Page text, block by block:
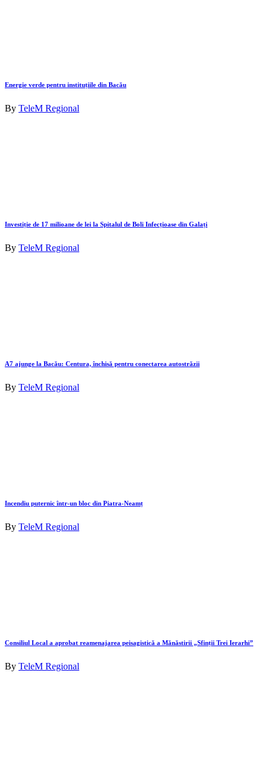
Energie verde pentru instituțiile din Bacău
By TeleM Regional
Investiție de 17 milioane de lei la Spitalul de Boli Infecțioase din Galați
By TeleM Regional
A7 ajunge la Bacău: Centura, închisă pentru conectarea autostrăzii
By TeleM Regional
Incendiu puternic într-un bloc din Piatra-Neamț
By TeleM Regional
Consiliul Local a aprobat reamenajarea peisagistică a Mănăstirii „Sfinții Trei Ierarhi”
By TeleM Regional